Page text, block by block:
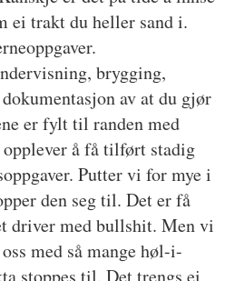
ei trakt du heller sand i.
brygging,
av at du gjør
er fylt til randen med
opplever å få tilført stadig
Putter vi for mye i
den seg til. Det er få
driver med bullshit. Men vi
med så mange høl-i-
stoppes til. Det trengs ei